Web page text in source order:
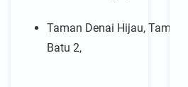
Taman Denai Hijau, Taman
Batu 2,